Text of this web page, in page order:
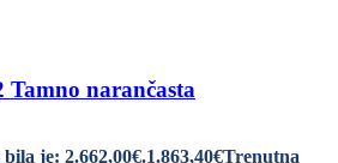
Tamno narančasta
je: 2.662,00€.1.863,40€Trenutna